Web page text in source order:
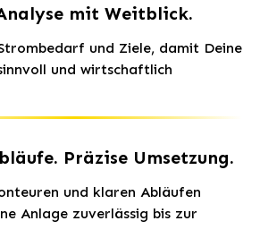
mit Weitblick.
und Ziele, damit Deine
und wirtschaftlich
Präzise Umsetzung.
und klaren Abläufen
Anlage zuverlässig bis zur